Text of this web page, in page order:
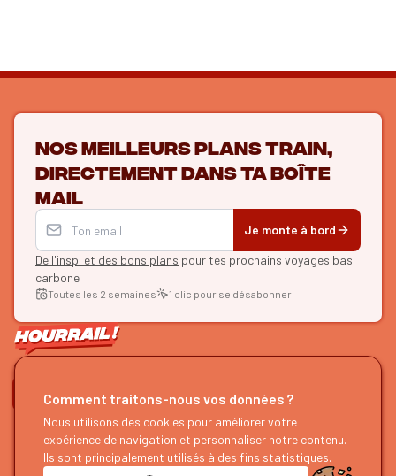
Nos meilleurs plans train,
directement dans ta boîte
mail
Je monte à bord
De l'inspi et des bons plans pour tes prochains voyages bas
carbone
Toutes les 2 semaines 1 clic pour se désabonner
ON SE SUIT ?
HOURRAIL !
À propos
Devenir partenaire
EXPLORER
Recherche d'itinéraires
Nos guides
Comment traitons-nous vos données ?
Nous utilisons des cookies pour améliorer votre
expérience de navigation et personnaliser notre contenu.
Ils sont principalement utilisés à des fins statistiques.